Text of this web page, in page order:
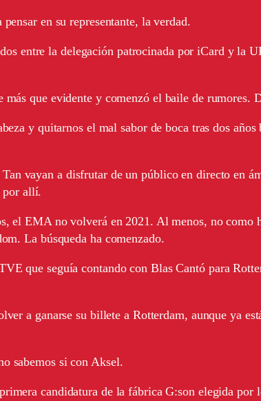
pensar en su representante, la verdad.
entre la delegación patrocinada por iCard y la
que evidente y comenzó el baile de
y quitarnos el mal sabor de boca tras dos
vayan a disfrutar de un público en directo en
por allí.
el EMA no volverá en 2021. Al menos, no
La búsqueda ha comenzado.
que seguía contando con Blas Cantó para
a ganarse su billete a Rotterdam, aunque ya
sabemos si con Aksel.
candidatura de la fábrica G:son elegida por